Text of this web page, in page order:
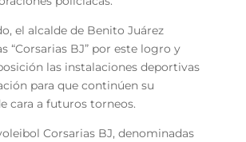
el alcalde de Benito Juárez
“Corsarias BJ” por este logro y
las instalaciones deportivas
para que continúen su
cara a futuros torneos.
Corsarias BJ, denominadas